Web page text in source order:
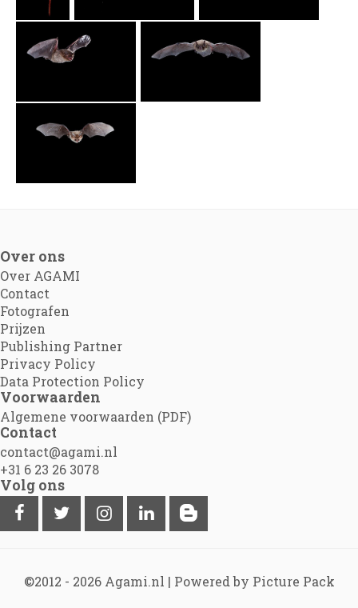
Over ons
Over AGAMI
Contact
Fotografen
Prijzen
Publishing Partner
Privacy Policy
Data Protection Policy
Voorwaarden
Algemene voorwaarden (PDF)
Contact
contact@agami.nl
+31 6 23 26 3078
Volg ons
©2012 - 2026 Agami.nl | Powered by Picture Pack